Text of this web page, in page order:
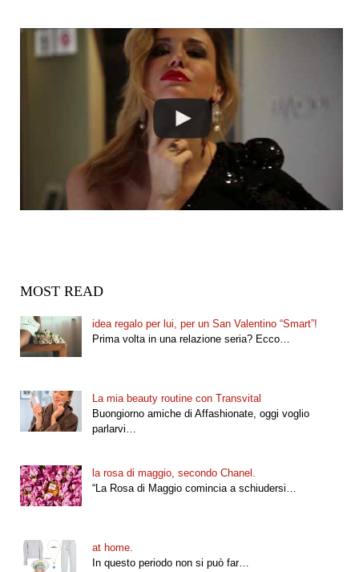
MOST READ
idea regalo per lui, per un San Valentino “Smart”!
Prima volta in una relazione seria? Ecco…
La mia beauty routine con Transvital
Buongiorno amiche di Affashionate, oggi voglio
parlarvi…
la rosa di maggio, secondo Chanel.
“La Rosa di Maggio comincia a schiudersi…
at home.
In questo periodo non si può far…